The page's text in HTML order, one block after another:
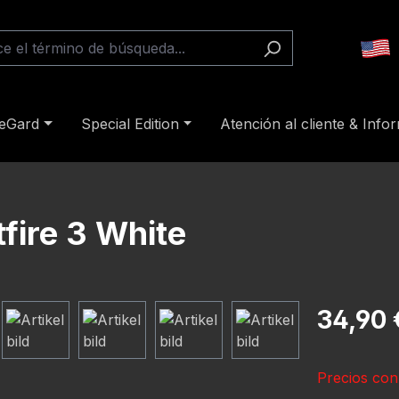
Special Edition Atención al cliente &
3 White
Precio
34,90
Precios